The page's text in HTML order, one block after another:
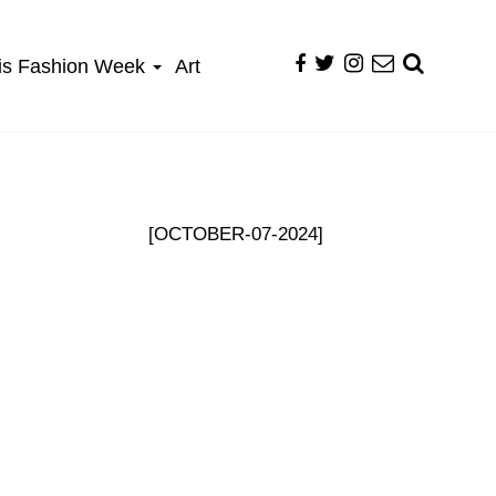
Fashion Week Art
[OCTOBER-07-2024]